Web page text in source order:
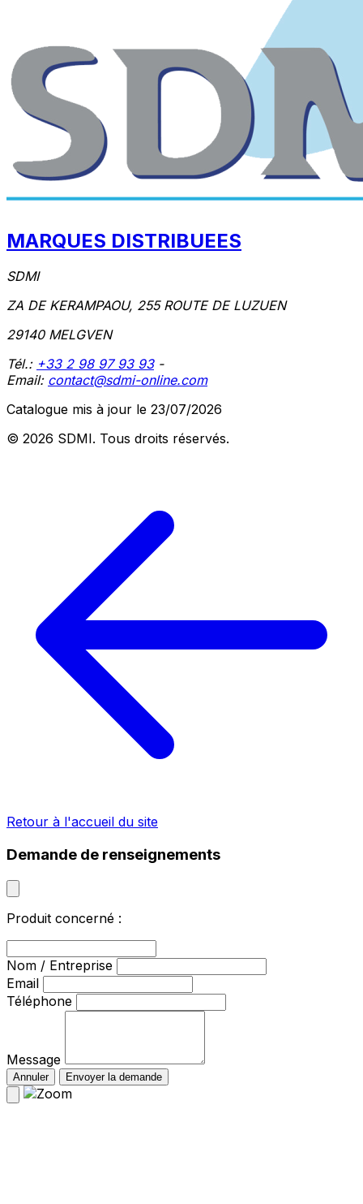
MARQUES DISTRIBUEES
SDMI
ZA DE KERAMPAOU, 255 ROUTE DE LUZUEN
29140 MELGVEN
Tél.: +33 2 98 97 93 93 -
Email: contact@sdmi-online.com
Catalogue mis à jour le 23/07/2026
© 2026 SDMI. Tous droits réservés.
Retour à l'accueil du site
Demande de renseignements
Produit concerné :
Nom / Entreprise
Email
Téléphone
Message
Annuler Envoyer la demande